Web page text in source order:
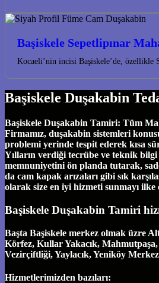
Başiskele Sepetlipınar
Kocaeli’nin incisi Başiskele’de, özellikle
Başiskele Duşakabin
Başiskele Duşakabin Tamiri: Tüm
Firmamız, duşakabin sistemleri
problemi yerinde tespit ederek kısa
Yılların verdiği tecrübe ve teknik
memnuniyetini ön planda tutarak,
da cam kapak arızaları gibi sık
olarak size en iyi hizmeti sunmayı
Başiskele Duşakabin Tamiri
Başta Başiskele merkez olmak üzre
Körfez, Kullar Yakacık, Mahmutpaşa,
Vezirçiftliği, Yaylacık, Yeniköy
Hizmetlerimizden bazıları: